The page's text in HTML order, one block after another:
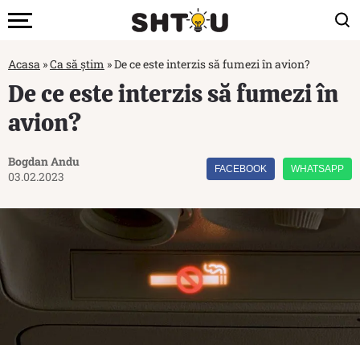
Acasa »Ca să știm »De ce este interzis să fumezi în avion?
De ce este interzis să fumezi în
avion?
Bogdan Andu
03.02.2023
FACEBOOK WHATSAPP